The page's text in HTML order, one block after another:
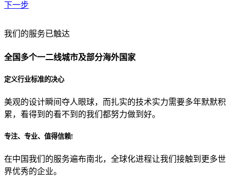
下一步
贵公司预算范围是？
贵公司的团队规模是？
目前主要的营销渠道是？
我们的服务已触达
全国多个一二线城市及部分海外国家
定义行业标准的决心
美观的设计瞬间夺人眼球，而扎实的技术实力需要多年默默积
累，看得到的看不到的我们都努力做到好。
专注、专业、值得信赖!
在中国我们的服务遍布南北，全球化进程让我们接触到更多世
界优秀的企业。